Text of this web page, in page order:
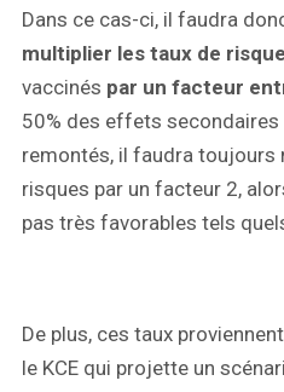
Dans ce cas-ci, il faudra
multiplier les taux de
vaccinés par un facteur
50% des effets
remontés, il faudra toujours
risques par un facteur 2,
pas très favorables tels
De plus, ces taux
le KCE qui projette un